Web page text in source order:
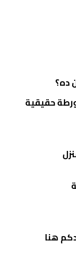
ده؟
حقيقية
هنا